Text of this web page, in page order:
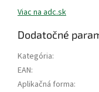
Viac na adc.sk
Dodatočné
Kategória:
EAN:
Aplikačná forma: